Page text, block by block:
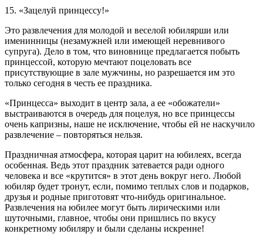
15. «Зацелуй принцессу!»
Это развлечения для молодой и веселой юбилярши или
именинницы (незамужней или имеющей неревнивого
супруга). Дело в том, что виновнице предлагается побыть
принцессой, которую мечтают поцеловать все
присутствующие в зале мужчины, но разрешается им это
только сегодня в честь ее праздника.
«Принцесса» выходит в центр зала, а ее «обожатели»
выстраиваются в очередь для поцелуя, но все принцессы
очень капризны, наше не исключение, чтобы ей не наскучило
развлечение – повторяться нельзя.
Праздничная атмосфера, которая царит на юбилеях, всегда
особенная. Ведь этот праздник затевается ради одного
человека и все «крутится» в этот день вокруг него. Любой
юбиляр будет тронут, если, помимо теплых слов и подарков,
друзья и родные приготовят что-нибудь оригинальное.
Развлечения на юбилее могут быть лирическими или
шуточными, главное, чтобы они пришлись по вкусу
конкретному юбиляру и были сделаны искренне!